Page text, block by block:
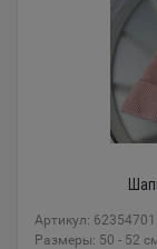
Артикул:
Размеры: 50 - 52